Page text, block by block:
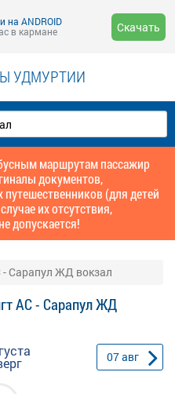
на ANDROID
в кармане
Скачать
УДМУРТИИ
маршрутам пассажир
документов,
(для детей
их отсутствия,
допускается!
- Сарапул ЖД вокзал
АС - Сарапул ЖД
07авг